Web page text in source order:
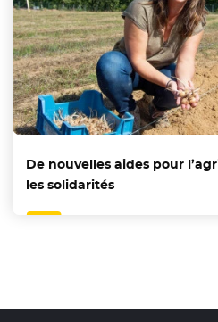
De nouvelles aides pour
les solidarités